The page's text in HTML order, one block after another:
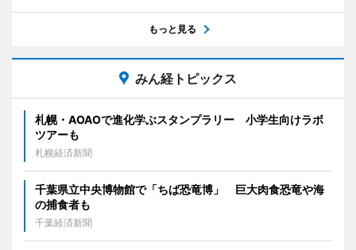
もっと見る
みん経トピックス
札幌・AOAOで進化学ぶスタンプラリー 小学生向けラボ
ツアーも
札幌経済新聞
千葉県立中央博物館で「ちば恐竜博」 巨大肉食恐竜や海
の捕食者も
千葉経済新聞